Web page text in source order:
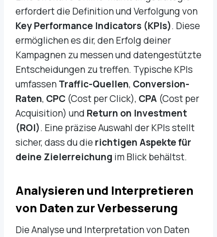
erfordert die Definition und Verfolgung von
Key Performance Indicators (KPIs). Diese
ermöglichen es dir, den Erfolg deiner
Kampagnen zu messen und datengestützte
Entscheidungen zu treffen. Typische KPIs
umfassenTraffic-Quellen, Conversion-
Raten, CPC (Cost per Click), CPA (Cost per
Acquisition) und Return on Investment
(ROI). Eine präzise Auswahl der KPIs stellt
sicher, dass du die richtigen Aspekte für
deine Zielerreichung im Blick behältst.
Analysieren und Interpretieren
von Daten zur Verbesserung
Die Analyse und Interpretation von Daten